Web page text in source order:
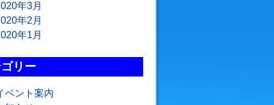
年3月
年2月
年1月
リー
ベント案内